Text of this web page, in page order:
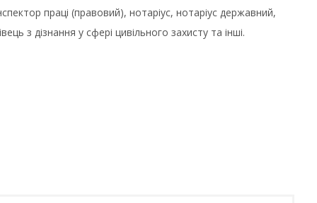
праці (правовий), нотаріус, нотаріус державний,
з дізнання у сфері цивільного захисту та інші.